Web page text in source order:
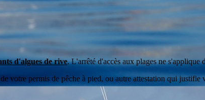
d'algues de rive. L'arrêté d'accès aux plages ne s'applique
permis de pêche à pied, ou autre attestation qui justifie